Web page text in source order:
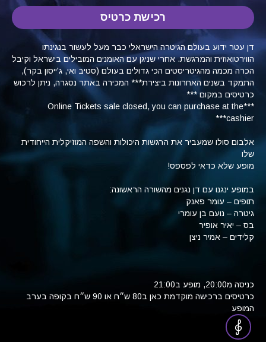
רכישת כרטיס
דן עטר ידוע בעולם הגיטרה הישראלי כבר מעל לעשור בנגינתו
הווירטואוזית והמרגשת. אחרי שניגן עם האומנים המובילים בישראל וקיבל
הכרה מכמה מהגיטריסטים הכי גדולים בעולם (סטיב ואי, ג'ייסון בקר),
התמקד בשנים האחרונות ביצירת*** המכירה באתר נסגרה, ניתן לרכוש
כרטיסים במקום ***
***Online Tickets sale closed, you can purchase at the
cashier***
אלבום סולו שמעביר את הרגשות היכולות והשפה המוזיקלית הייחודית
שלו
מופע שלא כדאי לפספס!
במופע ינגנו עם דן נגנים מהשורה הראשונה:
תופים – עומר פאנק
גיטרה – נועם בן עומרי
בס – יאיר אופיר
קלידים – אמיר ניצן
כניסה מ20:00, מופע ב21:00
כרטיסים ברכישה מוקדמת כאן ב80 ש״ח או 90 ש״ח בקופה בערב
המופע